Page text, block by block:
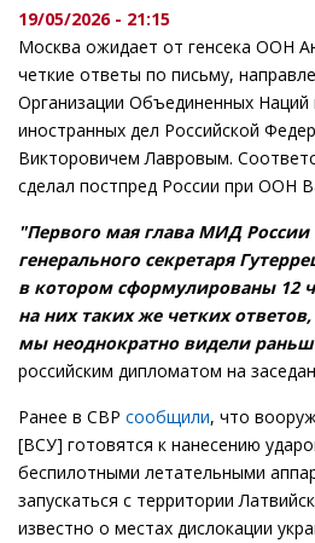
19/05/2026 - 21:15
Москва ожидает от генсека ООН
четкие ответы по письму,
Организации Объединенных Наций
иностранных дел Российской
Викторовичем Лавровым.
сделал постпред России при ООН
"Первого мая глава МИД России
генерального секретаря
в котором сформулированы 12
на них таких же четких
мы неоднократно видели
российским дипломатом на
Ранее в СВР сообщили, что
[ВСУ] готовятся к нанесению
беспилотными летательными
запускаться с территории
известно о местах дислокации